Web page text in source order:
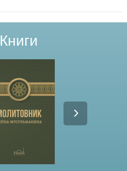
Книги